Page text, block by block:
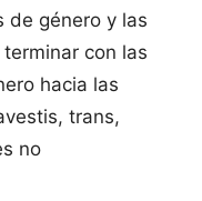
de género y las
con las
hacia las
trans,
no